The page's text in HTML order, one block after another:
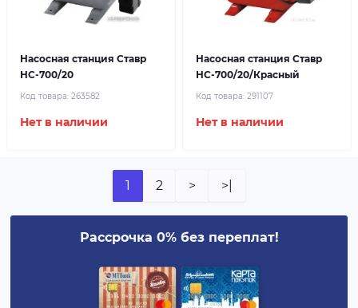
Насосная станция Ставр
НС-700/20
Код товара: 263582
Нет в наличии
Насосная станция Ставр
НС-700/20/Красный
Код товара: 291107
Нет в наличии
1 2 > >|
Рассрочка 0% без переплат!